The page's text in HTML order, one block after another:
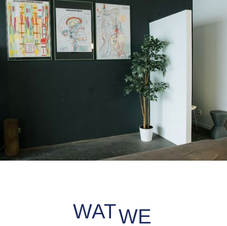
WATWE